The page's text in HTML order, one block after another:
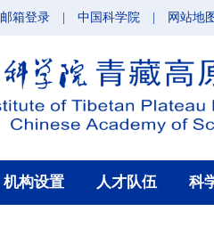
邮箱登录 中国科学院 网站地
机构设置 人才队伍 科